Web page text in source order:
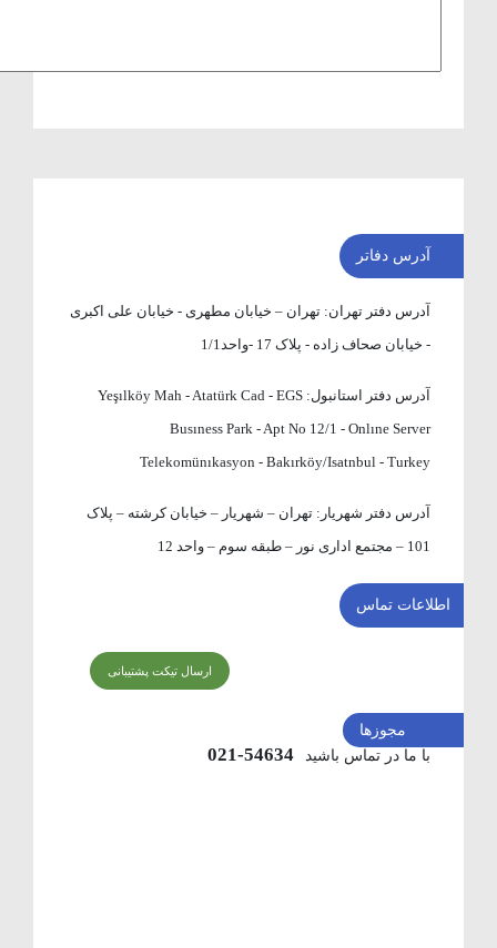
آدرس دفاتر
آدرس دفتر تهران: تهران – خیابان مطهری - خیابان علی اکبری
- خیابان صحاف زاده - پلاک 17 -واحد1/1
آدرس دفتر استانبول: Yeşılköy Mah - Atatürk Cad - EGS
Busıness Park - Apt No 12/1 - Onlıne Server
Telekomünıkasyon - Bakırköy/Isatnbul - Turkey
آدرس دفتر شهریار:تهران – شهریار – خیابان کرشته – پلاک
101 – مجتمع اداری نور – طبقه سوم – واحد 12
اطلاعات تماس
ارسال تیکت پشتیبانی
با ما در تماس باشید 54634-021
مجوزها